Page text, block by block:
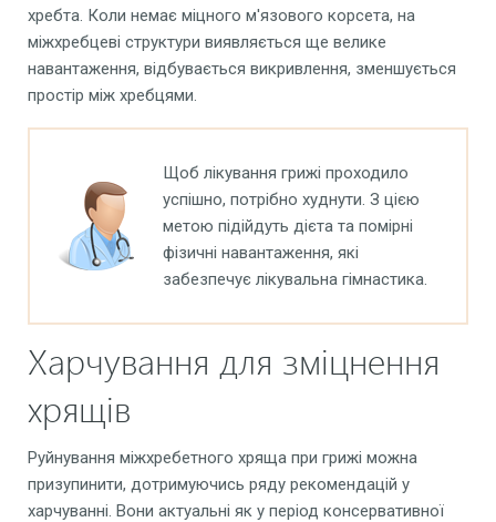
хребта. Коли немає міцного м'язового корсета, на
міжхребцеві структури виявляється ще велике
навантаження, відбувається викривлення, зменшується
простір між хребцями.
Щоб лікування грижі проходило
успішно, потрібно худнути. З цією
метою підійдуть дієта та помірні
фізичні навантаження, які
забезпечує лікувальна гімнастика.
Харчування для зміцнення
хрящів
Руйнування міжхребетного хряща при грижі можна
призупинити, дотримуючись ряду рекомендацій у
харчуванні. Вони актуальні як у період консервативної